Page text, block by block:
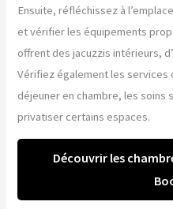
Ensuite, réfléchissez à
et vérifier les équipements
offrent des jacuzzis intérieurs,
Vérifiez également les
déjeuner en chambre, les soins
privatiser certains espaces.
Découvrir les